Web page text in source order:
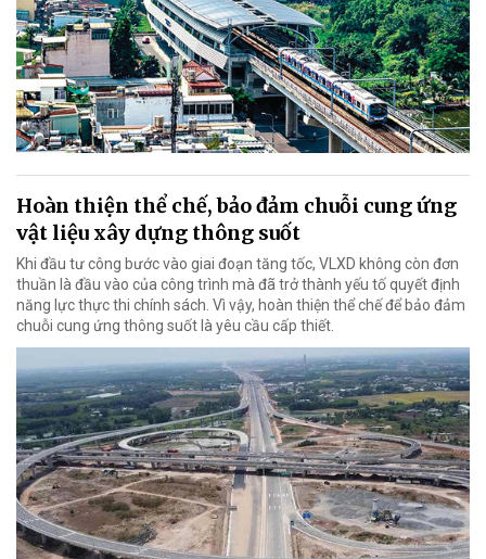
Hoàn thiện thể chế, bảo đảm chuỗi cung ứng
vật liệu xây dựng thông suốt
Khi đầu tư công bước vào giai đoạn tăng tốc, VLXD không còn đơn
thuần là đầu vào của công trình mà đã trở thành yếu tố quyết định
năng lực thực thi chính sách. Vì vậy, hoàn thiện thể chế để bảo đảm
chuỗi cung ứng thông suốt là yêu cầu cấp thiết.